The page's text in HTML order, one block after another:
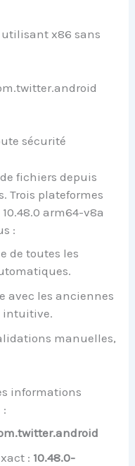
x86 sans
sécurité
fichiers depuis
Trois plateformes
arm64-v8a
:
de toutes les
avec les anciennes
intuitive.
manuelles,
informations
: 10.48.0-